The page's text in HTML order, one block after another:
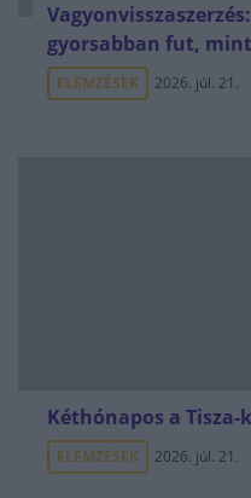
gyorsabban fut,
ELEMZÉSEK 2026. júl. 21.
Kéthónapos a
ELEMZÉSEK 2026. júl. 21.